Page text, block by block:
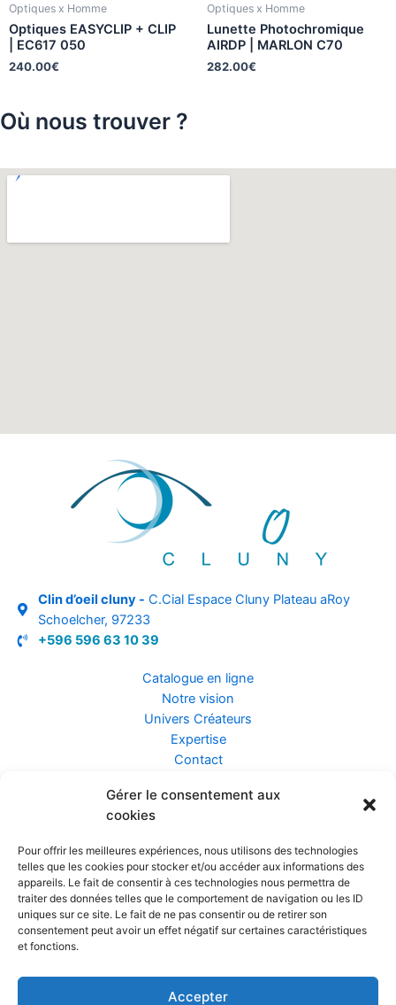
Gérer le consentement aux
cookies
Pour offrir les meilleures expériences, nous utilisons des technologies
telles que les cookies pour stocker et/ou accéder aux informations des
appareils. Le fait de consentir à ces technologies nous permettra de
traiter des données telles que le comportement de navigation ou les ID
uniques sur ce site. Le fait de ne pas consentir ou de retirer son
consentement peut avoir un effet négatif sur certaines caractéristiques
et fonctions.
Accepter
Optiques x Homme
Optiques EASYCLIP + CLIP
| EC617 050
240.00€
Optiques x Homme
Lunette Photochromique
AIRDP | MARLON C70
282.00€
Où nous trouver ?
Clin d’oeil cluny - C.Cial Espace Cluny Plateau aRoy
Schoelcher, 97233
+596 596 63 10 39
Catalogue en ligne
Notre vision
Univers Créateurs
Expertise
Contact
Assurance ZEN
Confidentialité et Données
Conditions Générales de Vente